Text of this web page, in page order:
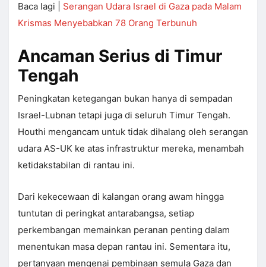
Baca lagi | Serangan Udara Israel di Gaza pada Malam
Krismas Menyebabkan 78 Orang Terbunuh
Ancaman Serius di Timur
Tengah
Peningkatan ketegangan bukan hanya di sempadan
Israel-Lubnan tetapi juga di seluruh Timur Tengah.
Houthi mengancam untuk tidak dihalang oleh serangan
udara AS-UK ke atas infrastruktur mereka, menambah
ketidakstabilan di rantau ini.
Dari kekecewaan di kalangan orang awam hingga
tuntutan di peringkat antarabangsa, setiap
perkembangan memainkan peranan penting dalam
menentukan masa depan rantau ini. Sementara itu,
pertanyaan mengenai pembinaan semula Gaza dan